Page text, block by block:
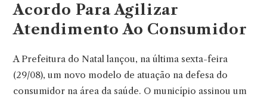
Acordo Para Agilizar
Atendimento Ao Consumidor
A Prefeitura do Natal lançou, na última sexta-feira
(29/08), um novo modelo de atuação na defesa do
consumidor na área da saúde. O município assinou um